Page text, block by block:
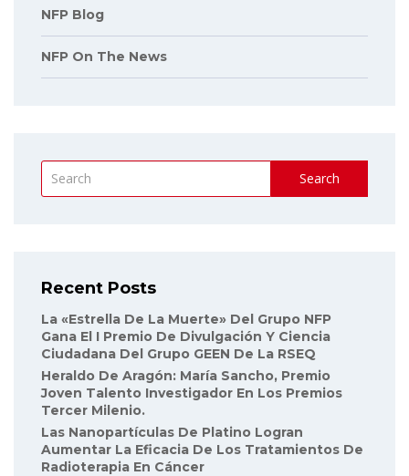
NFP Blog
NFP On The News
Search
Recent Posts
La «Estrella De La Muerte» Del Grupo NFP
Gana El I Premio De Divulgación Y Ciencia
Ciudadana Del Grupo GEEN De La RSEQ
Heraldo De Aragón: María Sancho, Premio
Joven Talento Investigador En Los Premios
Tercer Milenio.
Las Nanopartículas De Platino Logran
Aumentar La Eficacia De Los Tratamientos De
Radioterapia En Cáncer